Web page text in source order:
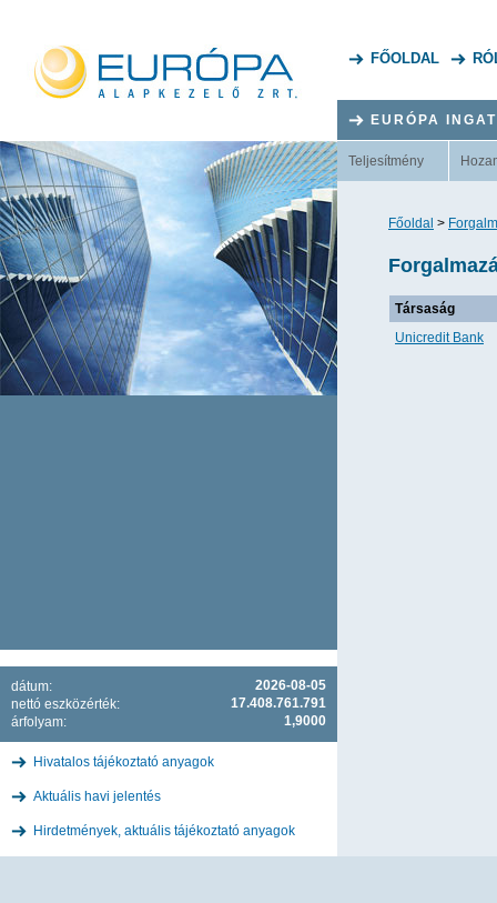
FŐOLDAL
2026-08-05
dátum:
17.408.761.791
nettó eszközérték:
1,9000
árfolyam:
Hivatalos tájékoztató anyagok
Aktuális havi jelentés
Hirdetmények, aktuális tájékoztató anyagok
EURÓPA
Teljesítmény
Főoldal >
Társaság
Unicredit Bank